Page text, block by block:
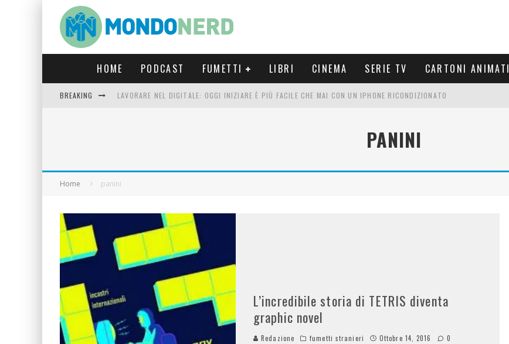
HOME PODCAST FUMETTI LIBRI CINEMA SERIE TV CARTONI ANIMATI
BREAKING LAVORARE NEL DIGITALE: OGGI INIZIARE È PIÙ FACILE CHE MAI CON UN IPHONE RICONDIZIONATO
PANINI
Home panini
L’incredibile storia di TETRIS diventa
graphic novel
Redazione fumetti stranieri Ottobre 14, 2016 0